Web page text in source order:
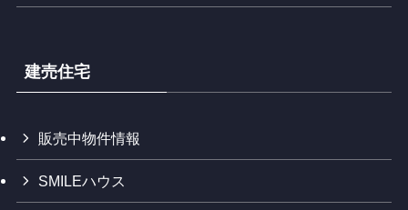
建売住宅
販売中物件情報
SMILEハウス